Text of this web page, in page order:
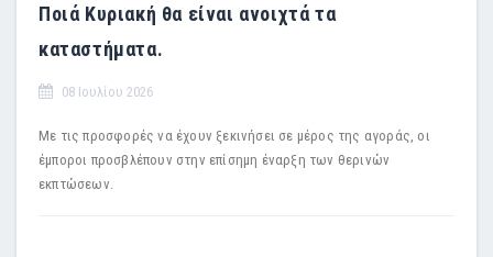
Ποιά Κυριακή θα είναι ανοιχτά τα
καταστήματα.
08 Ιουλίου 2026
Με τις προσφορές να έχουν ξεκινήσει σε μέρος της αγοράς, οι
έμποροι προσβλέπουν στην επίσημη έναρξη των θερινών
εκπτώσεων.